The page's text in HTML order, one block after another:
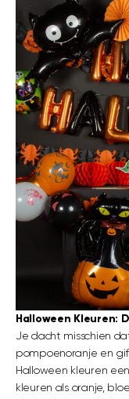
Halloween Kleuren:
Je dacht misschien
pompoenoranje en
Halloween kleuren
kleuren als oranje,